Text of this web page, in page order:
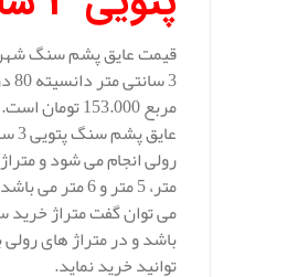
قیمت عایق پشم سنگ
3
مربع 153.000
متر، 5 متر و 6 متر
می توان گفت متراژ
باشد و در متراژ های رولی
توانید خرید نماید.